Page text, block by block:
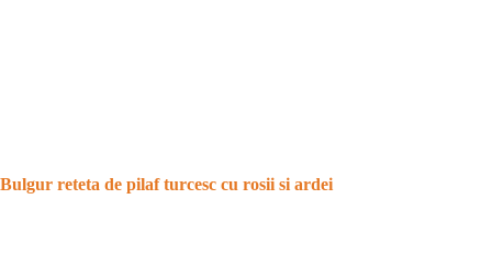
Bulgur reteta de pilaf turcesc cu rosii si ardei